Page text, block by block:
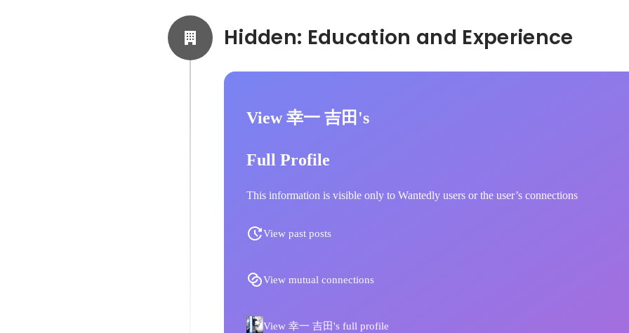
View 幸一 吉田's
Full Profile
This information is visible only to Wantedly users or the user’s connections
View past posts
View mutual connections
View 幸一 吉田's full profile